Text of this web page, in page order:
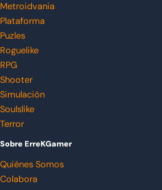
Metroidvania
Plataforma
Puzles
Roguelike
RPG
Shooter
Simulación
Soulslike
Terror
Sobre ErreKGamer
Quiénes Somos
Colabora